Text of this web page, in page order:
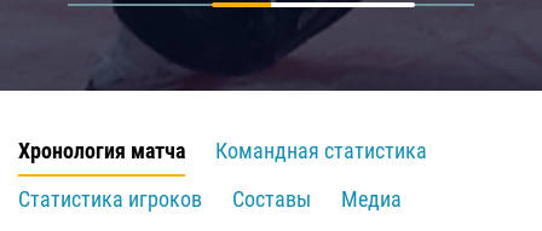
Хронология матча
Командная статистика
Статистика игроков
Составы
Медиа